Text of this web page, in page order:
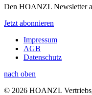
Den HOANZL Newsletter
Jetzt abonnieren
Impressum
AGB
Datenschutz
nach oben
© 2026 HOANZL